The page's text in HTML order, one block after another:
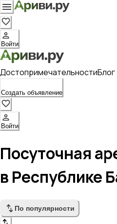
Войти
ДостопримечательностиБлог
Создать объявление
Войти
Посуточная
в Республике
По популярности